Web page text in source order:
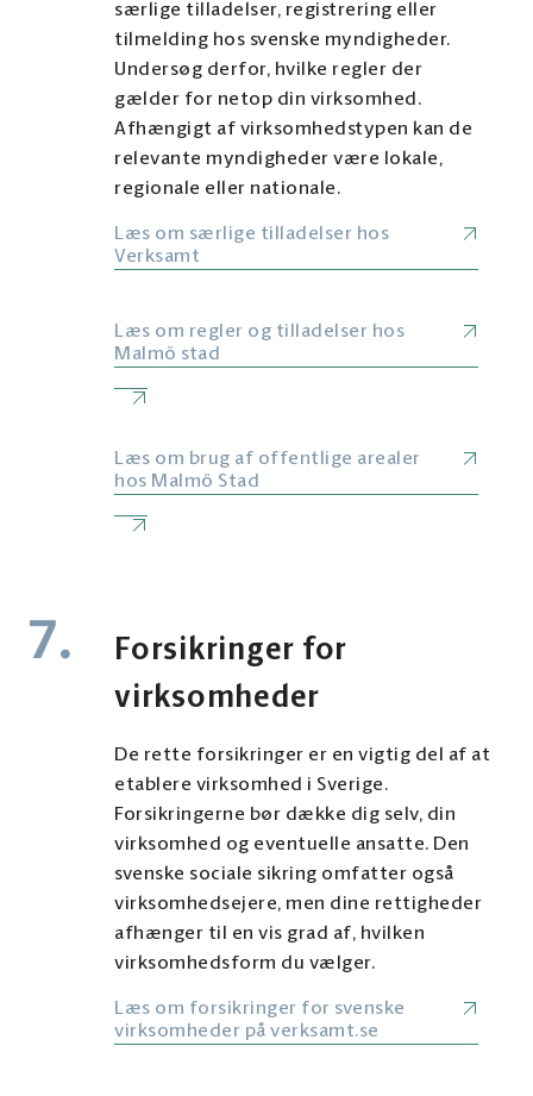
særlige tilladelser, registrering eller
tilmelding hos svenske myndigheder.
Undersøg derfor, hvilke regler der
gælder for netop din virksomhed.
Afhængigt af virksomhedstypen kan de
relevante myndigheder være lokale,
regionale eller nationale.
Læs om særlige tilladelser hos
Verksamt
Læs om regler og tilladelser hos
Malmö stad
Læs om brug af offentlige arealer
hos Malmö Stad
7.
Forsikringer for
virksomheder
De rette forsikringer er en vigtig del af at
etablere virksomhed i Sverige.
Forsikringerne bør dække dig selv, din
virksomhed og eventuelle ansatte. Den
svenske sociale sikring omfatter også
virksomhedsejere, men dine rettigheder
afhænger til en vis grad af, hvilken
virksomhedsform du vælger.
Læs om forsikringer for svenske
virksomheder på verksamt.se